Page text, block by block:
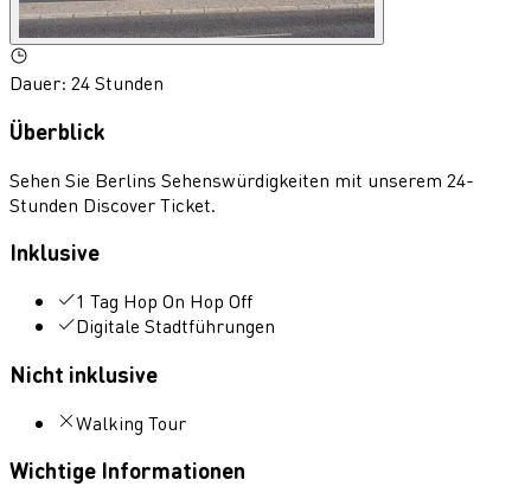
Dauer: 24 Stunden
Überblick
Sehen Sie Berlins Sehenswürdigkeiten mit unserem 24-
Stunden Discover Ticket.
Inklusive
1 Tag Hop On Hop Off
Digitale Stadtführungen
Nicht inklusive
Walking Tour
Wichtige Informationen